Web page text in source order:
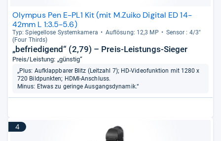
Olympus Pen E-PL1 Kit (mit M.Zuiko Digital ED 14-
42mm L 1:3.5-5.6)
Typ: Spie­gel­lose Sys­tem­ka­mera Auf­lö­sung: 12,3 MP
Sen­sor : 4/3"
(Four Thirds)
„befriedigend“ (2,79) – Preis-Leistungs-Sieger
Preis/Leistung: „günstig“
„Plus: Aufklappbarer Blitz (Leitzahl 7); HD-Videofunktion mit 1280 x
720 Bildpunkten; HDMI-Anschluss.
Minus: Etwas zu geringe Ausgangsdynamik.“
4